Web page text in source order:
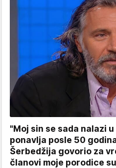
"Moj sin se sada nalazi u
ponavlja posle 50
Šerbedžija govorio za
članovi moje porodice